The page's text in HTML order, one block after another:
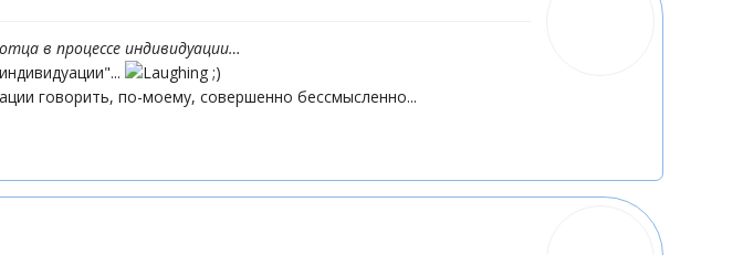
в процессе индивидуации…
;)
говорить, по-моему, совершенно бессмысленно...